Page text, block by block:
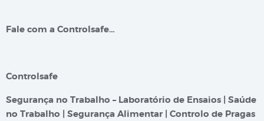
Fale com a Controlsafe…
Controlsafe
Segurança no Trabalho – Laboratório de Ensaios | Saúde
no Trabalho | Segurança Alimentar | Controlo de Pragas